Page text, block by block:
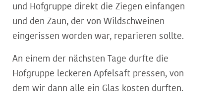
und Hofgruppe direkt die Ziegen einfangen
und den Zaun, der von Wildschweinen
eingerissen worden war, reparieren sollte.
An einem der nächsten Tage durfte die
Hofgruppe leckeren Apfelsaft pressen, von
dem wir dann alle ein Glas kosten durften.